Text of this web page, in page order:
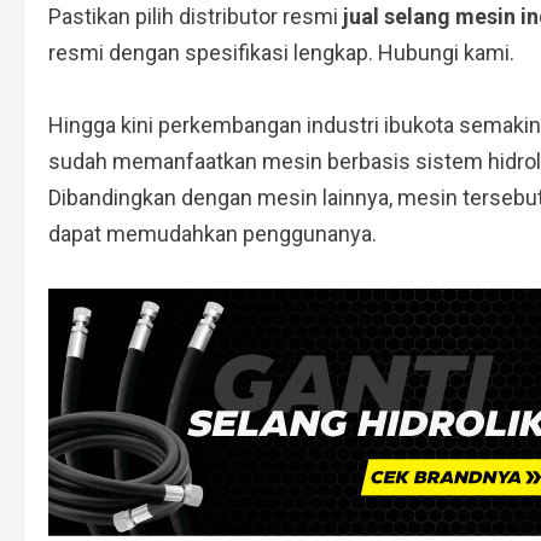
Pastikan pilih distributor resmi jual selang mesin
resmi dengan spesifikasi lengkap. Hubungi kami.
Hingga kini perkembangan industri ibukota
sudah memanfaatkan mesin berbasis sistem
Dibandingkan dengan mesin lainnya, mesin
dapat memudahkan penggunanya.